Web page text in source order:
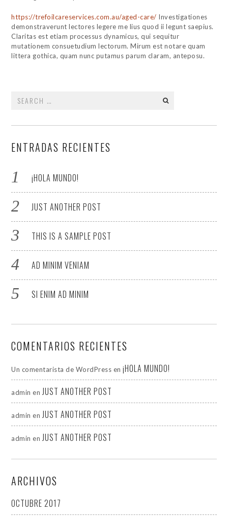
https://trefoilcareservices.com.au/aged-care/ Investigationes
demonstraverunt lectores legere me lius quod ii legunt saepius.
Claritas est etiam processus dynamicus, qui sequitur
mutationem consuetudium lectorum. Mirum est notare quam
littera gothica, quam nunc putamus parum claram, anteposu.
for:
ENTRADAS RECIENTES
¡HOLA MUNDO!
JUST ANOTHER POST
THIS IS A SAMPLE POST
AD MINIM VENIAM
SI ENIM AD MINIM
COMENTARIOS RECIENTES
Un comentarista de WordPress en¡HOLA MUNDO!
admin en JUST ANOTHER POST
admin en JUST ANOTHER POST
admin en JUST ANOTHER POST
ARCHIVOS
OCTUBRE 2017